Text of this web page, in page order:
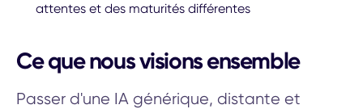
attentes et des maturités différentes
Ce que nous visions ensemble
Passer d'une IA générique, distante et